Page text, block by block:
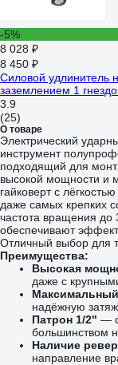
-5%
8 028 ₽
8 450 ₽
Силовой удлинитель
заземлением 1
3.9
(25)
О товаре
Электрический
инструмент
подходящий для
высокой мощности и
гайковерт с
даже самых крепких
частота вращения
обеспечивают
Отличный выбор для
Преимущества:
Высокая
даже с
надёжную
Патрон 1/2" —
большинством
Наличие
направление